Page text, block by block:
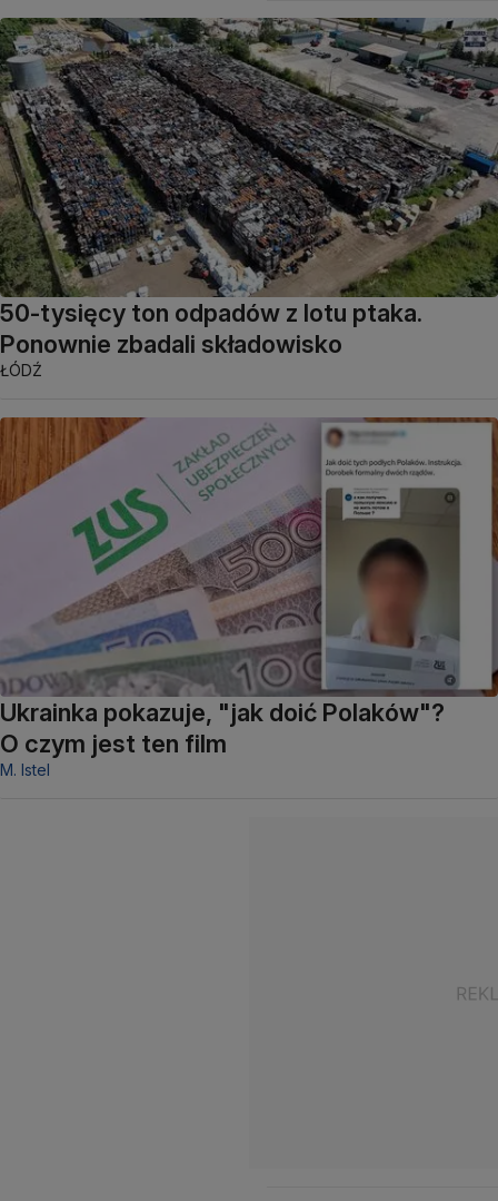
50-tysięcy ton odpadów z lotu ptaka.
Ponownie zbadali składowisko
ŁÓDŹ
Ukrainka pokazuje, "jak doić Polaków"?
O czym jest ten film
M. Istel